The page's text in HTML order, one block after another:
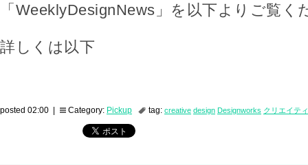
「WeeklyDesignNews」を以下よりご覧く
詳しくは以下
posted 02:00 | Category: Pickup tag: creative design Designworks クリエイテ